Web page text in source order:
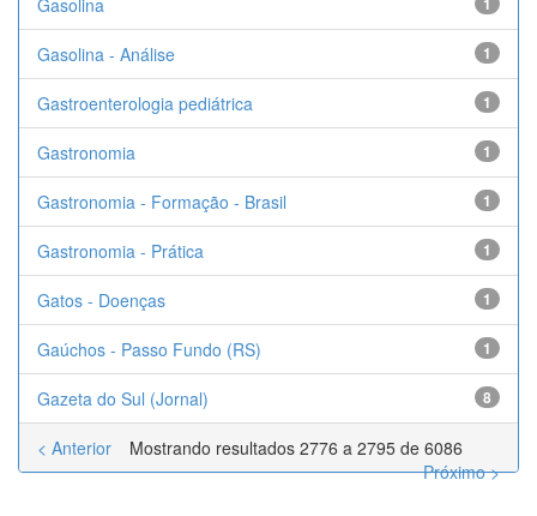
Gasolina
Gasolina - Análise 1
Gastroenterologia pediátrica 1
Gastronomia 1
Gastronomia - Formação - Brasil 1
Gastronomia - Prática 1
Gatos - Doenças 1
Gaúchos - Passo Fundo (RS) 1
Gazeta do Sul (Jornal) 8
Mostrando resultados 2776 a 2795 de 6086
< Anterior
Próximo >